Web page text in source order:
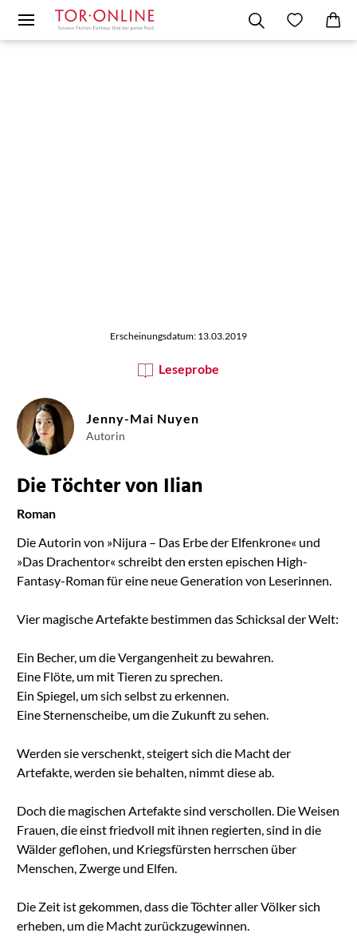
Erscheinungsdatum: 13.03.2019
Leseprobe
Jenny-Mai Nuyen
Autorin
Die Töchter von Ilian
Roman
Die Autorin von »Nijura – Das Erbe der Elfenkrone« und
»Das Drachentor« schreibt den ersten epischen High-
Fantasy-Roman für eine neue Generation von Leserinnen.
Vier magische Artefakte bestimmen das Schicksal der Welt:
Ein Becher, um die Vergangenheit zu bewahren.
Eine Flöte, um mit Tieren zu sprechen.
Ein Spiegel, um sich selbst zu erkennen.
Eine Sternenscheibe, um die Zukunft zu sehen.
Werden sie verschenkt, steigert sich die Macht der
Artefakte, werden sie behalten, nimmt diese ab.
Doch die magischen Artefakte sind verschollen. Die Weisen
Frauen, die einst friedvoll mit ihnen regierten, sind in die
Wälder geflohen, und Kriegsfürsten herrschen über
Menschen, Zwerge und Elfen.
Die Zeit ist gekommen, dass die Töchter aller Völker sich
erheben, um die Macht zurückzugewinnen.